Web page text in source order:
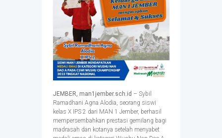
JEMBER, man1jember.sch.id – Sybil
Ramadhani Agna Alodia, seorang siswi
kelas X IPS 2 dari MAN 1 Jember, berhasil
mempersembahkan prestasi gemilang bagi
madrasah dan kotanya setelah menyabet